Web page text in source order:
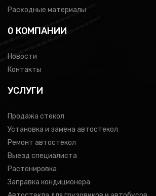
Расходные материалы
0 КОМПАНИИ
Новости
Контакты
УСЛУГИ
Продажа стекол
Установка и замена автостекол
Ремонт автостекол
Выезд специалиста
Растонировка
Заправка кондиционера